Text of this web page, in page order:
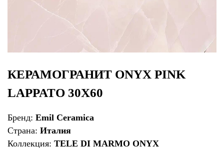
КЕРАМОГРАНИТ ONYX PINK
LAPPATO 30X60
Бренд: Emil Ceramica
Страна: Италия
Коллекция: TELE DI MARMO ONYX